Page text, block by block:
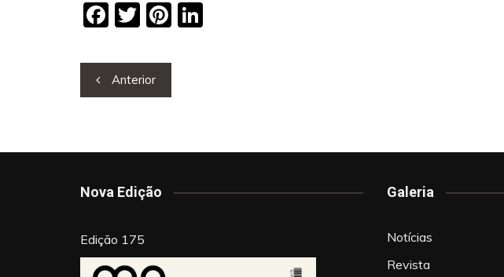
F
c
e
k
T
itt
er
Pi
Navegação
de
Anterior
Nova Edição
Edição 175
Galeria
Notícias
Revista